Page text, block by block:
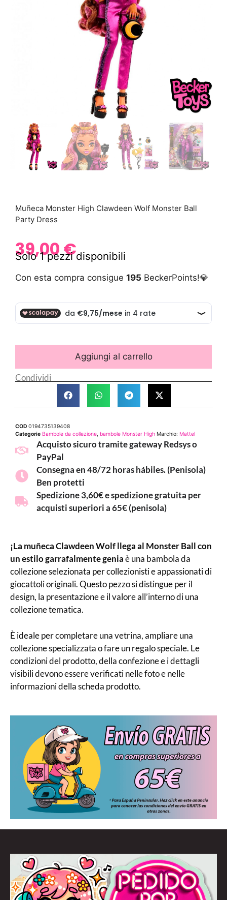
Muñeca Monster High Clawdeen Wolf Monster Ball
Party Dress
39,00€
Solo 1 pezzi disponibili
Con esta compra consigue 195 BeckerPoints!💎
Aggiungi al carrello
Condividi
COD 0194735139408
Categorie Bambole da collezione, bambole Monster High Marchio: Mattel
Acquisto sicuro tramite gateway Redsys o
PayPal
Consegna en 48/72 horas hábiles. (Penisola)
Ben protetti
Spedizione 3,60€ e spedizione gratuita per
acquisti superiori a 65€ (penisola)
¡La muñeca Clawdeen Wolf llega al Monster Ball con
un estilo garrafalmente geniaè una bambola da
collezione selezionata per collezionisti e appassionati di
giocattoli originali. Questo pezzo si distingue per il
design, la presentazione e il valore all’interno di una
collezione tematica.
È ideale per completare una vetrina, ampliare una
collezione specializzata o fare un regalo speciale. Le
condizioni del prodotto, della confezione e i dettagli
visibili devono essere verificati nelle foto e nelle
informazioni della scheda prodotto.